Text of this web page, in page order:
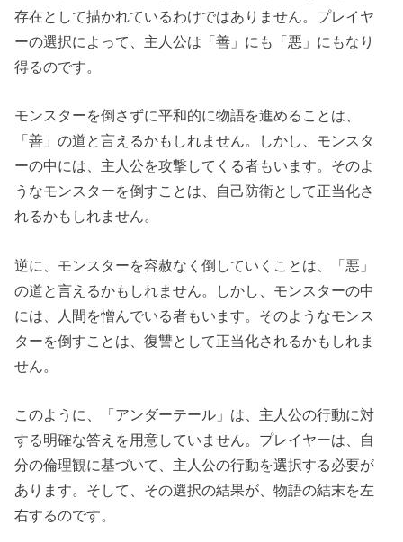
存在として描かれているわけではありません。プレイヤ
ーの選択によって、主人公は「善」にも「悪」にもなり
得るのです。
モンスターを倒さずに平和的に物語を進めることは、
「善」の道と言えるかもしれません。しかし、モンスタ
ーの中には、主人公を攻撃してくる者もいます。そのよ
うなモンスターを倒すことは、自己防衛として正当化さ
れるかもしれません。
逆に、モンスターを容赦なく倒していくことは、「悪」
の道と言えるかもしれません。しかし、モンスターの中
には、人間を憎んでいる者もいます。そのようなモンス
ターを倒すことは、復讐として正当化されるかもしれま
せん。
このように、「アンダーテール」は、主人公の行動に対
する明確な答えを用意していません。プレイヤーは、自
分の倫理観に基づいて、主人公の行動を選択する必要が
あります。そして、その選択の結果が、物語の結末を左
右するのです。